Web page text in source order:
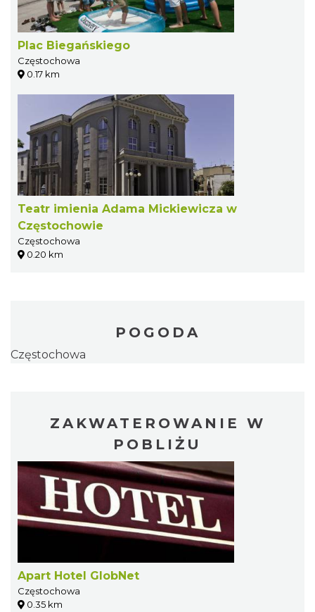
Plac Biegańskiego
Częstochowa
0.17 km
Teatr imienia Adama Mickiewicza w
Częstochowie
Częstochowa
0.20 km
POGODA
Częstochowa
ZAKWATEROWANIE W
POBLIŻU
Apart Hotel GlobNet
Częstochowa
0.35 km